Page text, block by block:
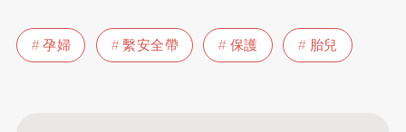
孕婦 繫安全帶 保護 胎兒